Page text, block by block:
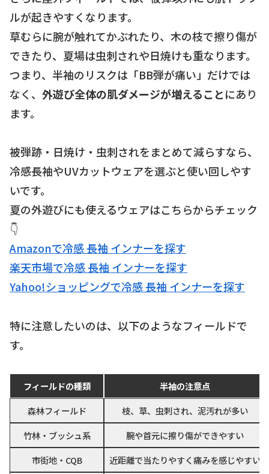
ルが起きやすくなります。
草むらに腕が触れてかぶれたり、木の枝で擦り傷が
できたり、夏場は虫刺されや日焼けも重なります。
つまり、半袖のリスクは「BB弾が痛い」だけでは
なく、 外遊び全体の肌ダメージが増えることにあり
ます。
被弾跡・日焼け・虫刺されをまとめて減らすなら、
冷感長袖やUVカットウェアを選ぶと使い回しやす
いです。
夏の外遊びにも使えるウェアはこちらからチェック
👇
Amazonで冷感 長袖 インナーを探す
楽天市場で冷感 長袖 インナーを探す
Yahoo!ショッピングで冷感 長袖 インナーを探す
特に注意したいのは、以下のようなフィールドで
す。
フィールドの種類
半袖の注意点
森林フィールド
枝、草、虫刺され、泥汚れが多い
竹林・ブッシュ系
腕や首元に擦り傷ができやすい
市街地・CQB
近距離で当たりやすく痛みを感じやすい